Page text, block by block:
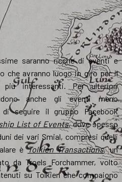
saranno ricche di eventi e
che avranno luogo in giro per il
interessanti. Per ulteriori
anche gli eventi meno
seguire il gruppo Facebook
List of Events, dove spesso
dei vari Smial, compresi quelli
èTolkien Transactions, un
da Troels Forchammer, volto
su Tolkien che compaiono